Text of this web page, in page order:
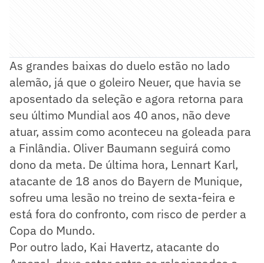
As grandes baixas do duelo estão no lado
alemão, já que o goleiro Neuer, que havia se
aposentado da seleção e agora retorna para
seu último Mundial aos 40 anos, não deve
atuar, assim como aconteceu na goleada para
a Finlândia. Oliver Baumann seguirá como
dono da meta. De última hora, Lennart Karl,
atacante de 18 anos do Bayern de Munique,
sofreu uma lesão no treino de sexta-feira e
está fora do confronto, com risco de perder a
Copa do Mundo.
Por outro lado, Kai Havertz, atacante do